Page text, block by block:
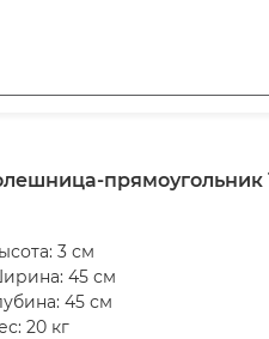
прямоугольник
3 см
45 см
45 см
20 кг